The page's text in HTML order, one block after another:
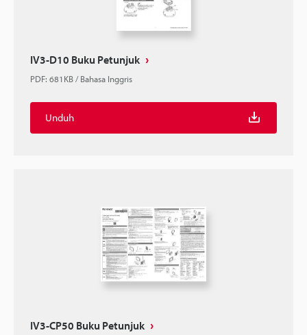
IV3-D10 Buku Petunjuk
PDF: 681KB/Bahasa Inggris
Unduh
IV3-CP50 Buku Petunjuk